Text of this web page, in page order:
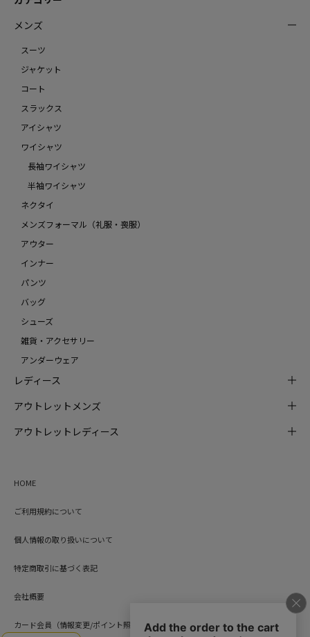
メンズ
スーツ
ジャケット
コート
スラックス
アイシャツ
ワイシャツ
長袖ワイシャツ
半袖ワイシャツ
ネクタイ
メンズフォーマル（礼服・喪服）
アウター
インナー
パンツ
バッグ
シューズ
雑貨・アクセサリー
アンダーウェア
レディース
アウトレットメンズ
アウトレットレディース
HOME
ご利用規約について
個人情報の取り扱いについて
特定商取引に基づく表記
会社概要
カード会員（情報変更/ポイント照会）